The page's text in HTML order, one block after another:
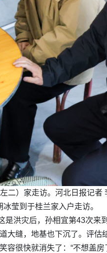
二）家走访。河北日报记者
莹到于桂兰家入户走访。
洪灾后，孙相宜第43次来
缝，地基也下沉了。评估
很快就消失了：“不想盖房